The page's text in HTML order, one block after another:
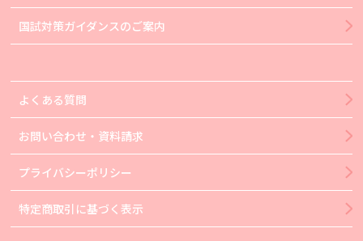
国試対策ガイダンスのご案内
よくある質問
お問い合わせ・資料請求
プライバシーポリシー
特定商取引に基づく表示